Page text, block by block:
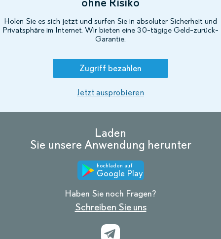
Holen Sie es sich jetzt und surfen Sie in absoluter Sicherheit und
Privatsphäre im Internet. Wir bieten eine 30-tägige Geld-zurück-
Garantie.
Zugriff bezahlen
Jetzt ausprobieren
Laden
Sie unsere Anwendung herunter
hochladen auf
Google Play
Haben Sie noch Fragen?
Schreiben Sie uns